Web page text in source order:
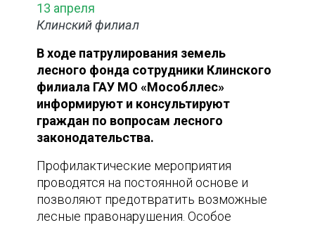
13 апреля
Клинский филиал
В ходе патрулирования земель
лесного фонда сотрудники Клинского
филиала ГАУ МО «Мособллес»
информируют и консультируют
граждан по вопросам лесного
законодательства.
Профилактические мероприятия
проводятся на постоянной основе и
позволяют предотвратить возможные
лесные правонарушения. Особое